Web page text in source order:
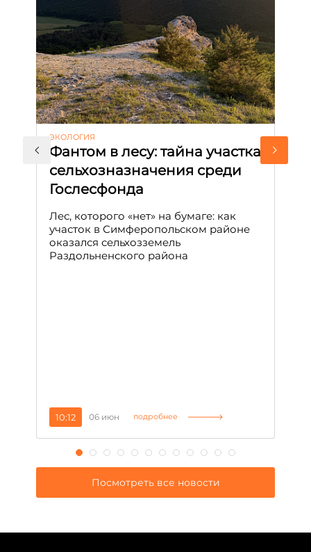
ЭКОЛОГИЯ
Фантом в лесу: тайна участка
сельхозназначения среди
Гослесфонда
Лес, которого «нет» на бумаге: как
участок в Симферопольском районе
оказался сельхозземель
Раздольненского района
10:12 06 июн подробнее
Посмотреть все новости